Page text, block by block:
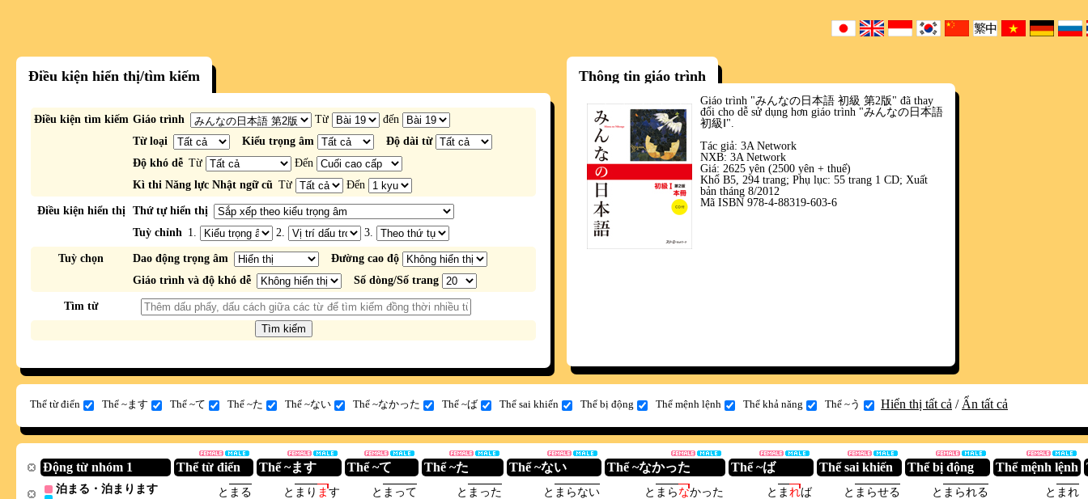
Điều kiện hiển thị/tìm kiếm
Điều kiện tìm kiếm Giáo trình Từ
đến
Từ loại
Kiểu trọng âm
Độ dài từ
Độ khó dễ Từ
Đến
Kì thi Năng lực Nhật ngữ cũ Từ Đến
Điều kiện hiển thị
Thứ tự hiển thị
Tuỳ chỉnh 1. 2. 3.
Tuỳ chọn Dao động trọng âm
Đường cao độ
Giáo trình và độ khó dễ
Số dòng/Số trang
Tìm từ
Thông tin giáo trình
Giáo trình "みんなの日本語 初級 第2版" đã thay
đổi cho dễ sử dụng hơn giáo trình "みんなの日本語
初級Ⅰ".
Tác giả: 3A Network
NXB: 3A Network
Giá: 2625 yên (2500 yên + thuế)
Khổ B5, 294 trang; Phụ lục: 55 trang 1 CD; Xuất
bản tháng 8/2012
Mã ISBN 978-4-88319-603-6
Thể từ điển Thể ~ます Thể ~て Thể ~た Thể ~ない Thể ~なかった Thể ~ば Thể sai khiến Thể bị động Thể mệnh lệnh Thể khả năng Thể ~う Hiển thị tất cả / Ẩn tất cả
Động từ nhóm 1 Thể từ điển Thể ~ます Thể ~て Thể ~た Thể ~ない Thể ~なかった Thể ~ば Thể sai khiến Thể bị động Thể mệnh lệnh
泊まる・泊まります と ま る と ま り ます と ま って と ま った と ま らない と ま らなかった と まれば と ま らせる と ま られる と まれ